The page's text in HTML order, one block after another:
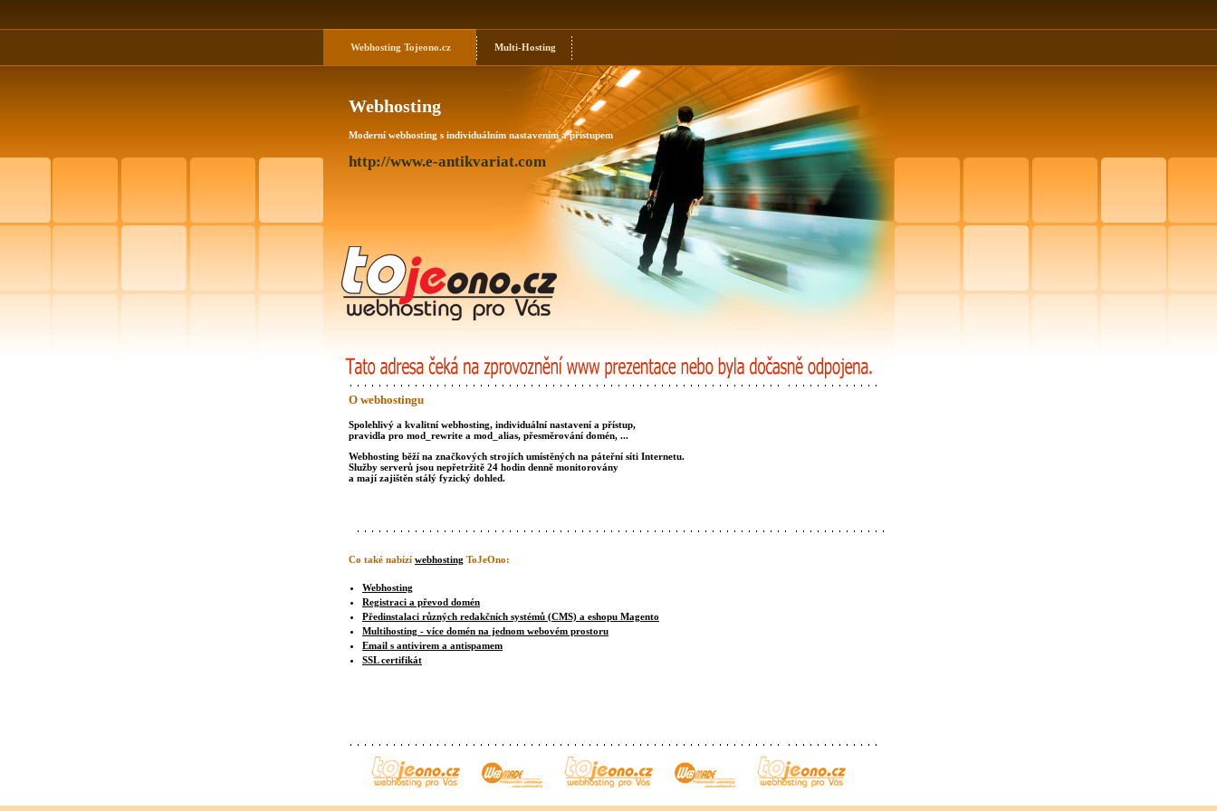
Webhosting Tojeono.cz Multi-Hosting
Webhosting
Moderní webhosting s individuálním nastavením a přístupem
http://www.e-antikvariat.com
O webhostingu
Spolehlivý a kvalitní webhosting, individuální nastavení a přístup,
pravidla pro mod_rewrite a mod_alias, přesměrování domén, ...
Webhosting běží na značkových strojích umístěných na páteřní síti Internetu.
Služby serverů jsou nepřetržitě 24 hodin denně monitorovány
a mají zajištěn stálý fyzický dohled.
Co také nabízí webhosting ToJeOno:
Webhosting
Registraci a převod domén
Předinstalaci různých redakčních systémů (CMS) a eshopu Magento
Multihosting - více domén na jednom webovém prostoru
Email s antivirem a antispamem
SSL certifikát